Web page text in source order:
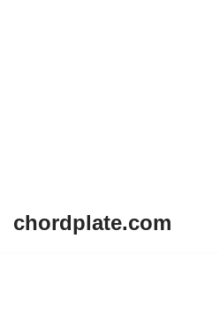
chordplate.com